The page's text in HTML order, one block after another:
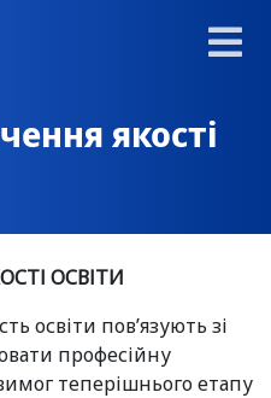
якості
ОСВІТИ
освіти пов’язують зі
професійну
теперішнього етапу